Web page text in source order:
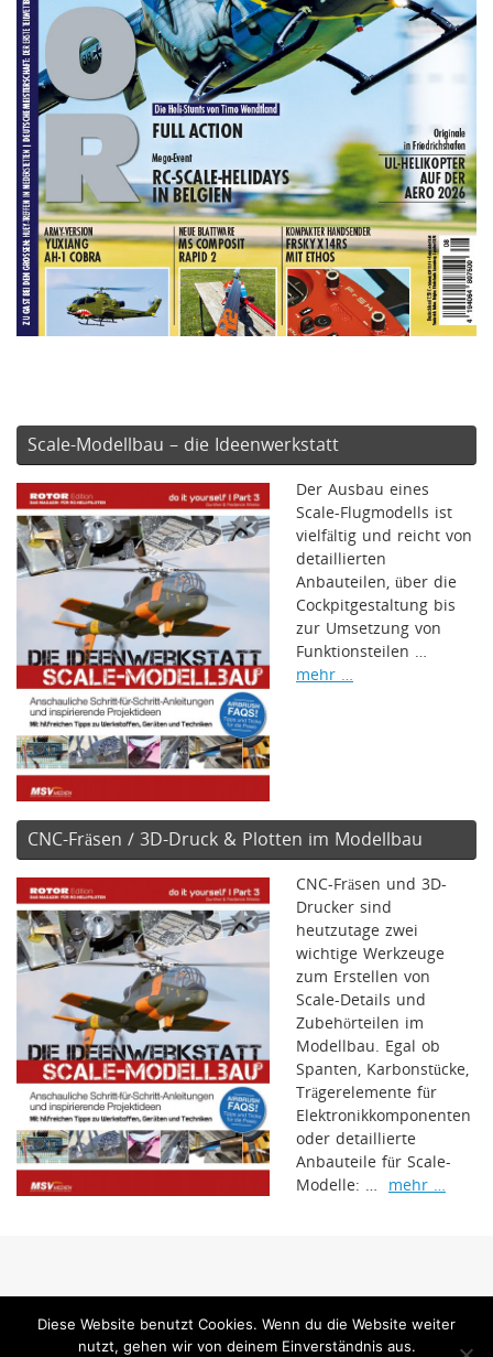
Scale-Modellbau – die Ideenwerkstatt
Der Ausbau eines
Scale-Flugmodells ist
vielfältig und reicht von
detaillierten
Anbauteilen, über die
Cockpitgestaltung bis
zur Umsetzung von
Funktionsteilen …
mehr …
CNC-Fräsen / 3D-Druck & Plotten im Modellbau
CNC-Fräsen und 3D-
Drucker sind
heutzutage zwei
wichtige Werkzeuge
zum Erstellen von
Scale-Details und
Zubehörteilen im
Modellbau. Egal ob
Spanten, Karbonstücke,
Trägerelemente für
Elektronikkomponenten
oder detaillierte
Anbauteile für Scale-
Modelle: … mehr …
Baden GmbH
Diese Website benutzt Cookies. Wenn du die Website weiter
nutzt, gehen wir von deinem Einverständnis aus.